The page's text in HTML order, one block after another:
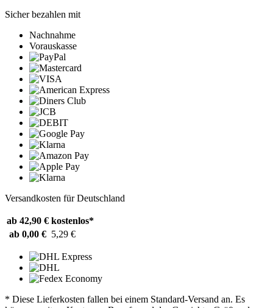
Sicher bezahlen mit
Nachnahme
Vorauskasse
Versandkosten für Deutschland
ab 42,90 € kostenlos*
ab 0,00 € 5,29 €
* Diese Lieferkosten fallen bei einem Standard-Versand an. Es